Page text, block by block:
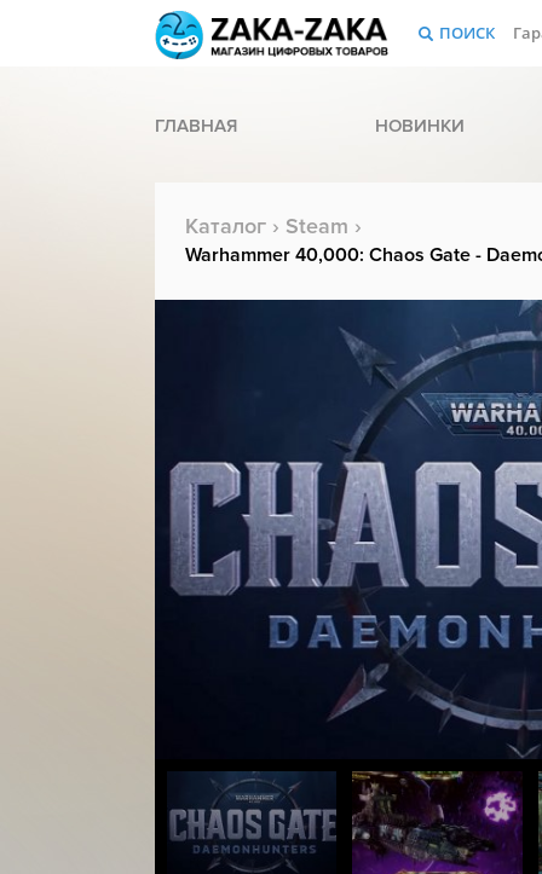
ПОИСК
ГЛАВНАЯ НОВИНКИ
Каталог › Steam ›
Warhammer 40,000: Chaos Gate -